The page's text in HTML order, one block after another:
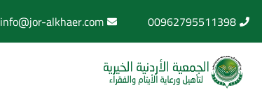
00962795511398
info@jor-alkhaer.com